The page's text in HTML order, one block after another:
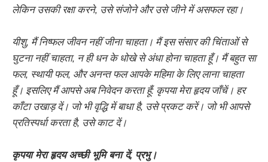
लेकिन उसकी रक्षा करने, उसे संजोने और उसे जीने में असफल रहा।
यीशु, मैं निष्फल जीवन नहीं जीना चाहता। मैं इस संसार की चिंताओं से
घुटना नहीं चाहता, न ही धन के धोखे से अंधा होना चाहता हूँ। मैं बहुत सा
फल, स्थायी फल, और अनन्त फल आपके महिमा के लिए लाना चाहता
हूँ। इसलिए मैं आपसे अब निवेदन करता हूँ: कृपया मेरा हृदय जाँचें। हर
काँटा उखाड़ दें। जो भी वृद्धि में बाधा है, उसे प्रकट करें। जो भी आपसे
प्रतिस्पर्धा करता है, उसे काट दें।
कृपया मेरा हृदय अच्छी भूमि बना दें, प्रभु।